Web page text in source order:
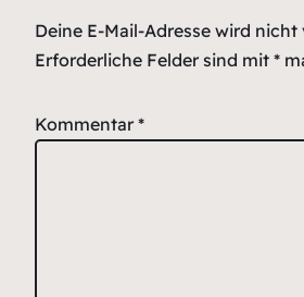
Deine E-Mail-Adresse wird
Erforderliche Felder sind mit *
Kommentar *